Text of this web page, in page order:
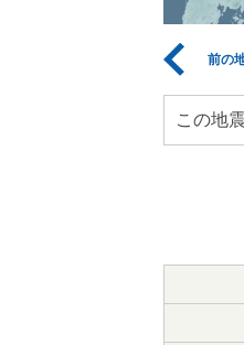
前の
この地